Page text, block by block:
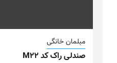
مبلمان خانگی
صندلی راک کد M22